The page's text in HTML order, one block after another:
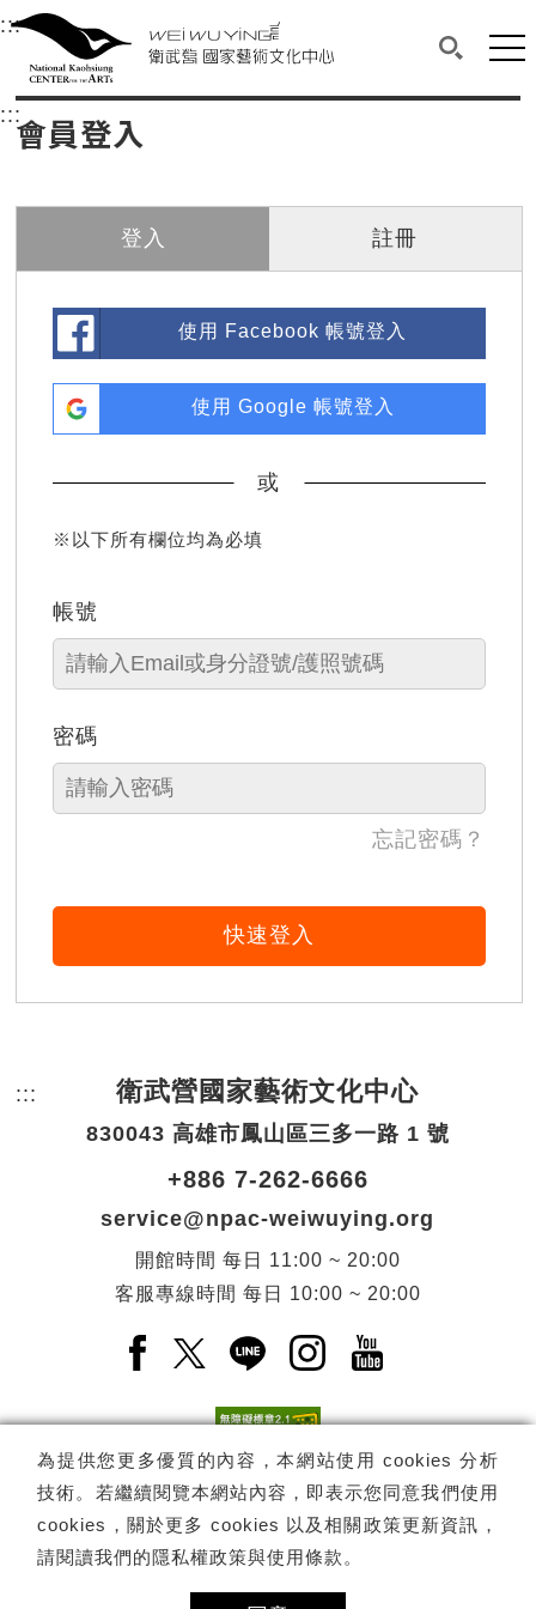
衛武營國家藝術文化中心
中央內容區塊，為本頁主要內容區。
:::選單連結區塊，此區塊列有本網站主要連結。
衛武營國家藝術文化中心
搜尋(開
網
::: 中央內容區塊，為本頁主要內容區。
會員登入
登入 註冊
使用 Facebook 帳號登入
使用 Google 帳號登入
或
※以下所有欄位均為必填
帳號
密碼
忘記密碼？
快速登入
為提供您更多優質的內容，本網站使用 cookies 分析
技術。若繼續閱覽本網站內容，即表示您同意我們使用
cookies，關於更多 cookies 以及相關政策更新資訊，
請閱讀我們的隱私權政策與使用條款 。
::: 頁尾網站資訊。
衛武營國家藝術文化中心
830043 高雄市鳳山區三多一路 1 號
+886 7-262-6666
service@npac-weiwuying.org
開館時間 每日
11:00 ~ 20:00
客服專線時間 每日 10:00 ~ 20:00
Facebook(另開新視窗)
X(另開新視窗)
LINE(另開新視窗)
Instagram(另開新視
YouTube(另開
電子報訂閱 訂閱
Copyright © 國家表演藝術中心 -衛武營國家藝術文化中心